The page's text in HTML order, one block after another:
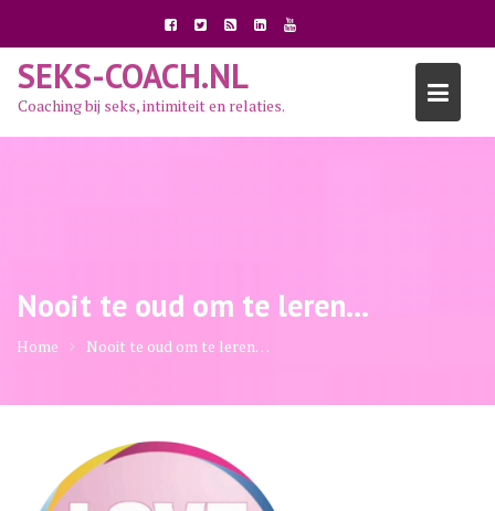
inhoud
SEKS-COACH.NL
Coaching bij seks, intimiteit en relaties.
Nooit te oud om te leren…
Home Nooit te oud om te leren…